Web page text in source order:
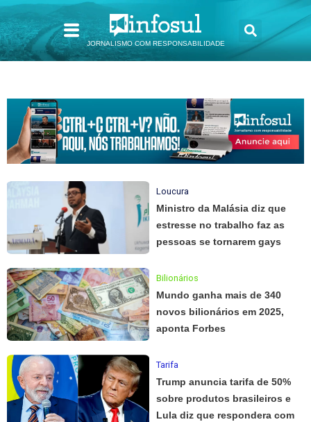
JORNALISMO COM RESPONSABILIDADE
Loucura
Ministro da Malásia diz que
estresse no trabalho faz as
pessoas se tornarem gays
Bilionários
Mundo ganha mais de 340
novos bilionários em 2025,
aponta Forbes
Tarifa
Trump anuncia tarifa de 50%
sobre produtos brasileiros e
Lula diz que respondera com